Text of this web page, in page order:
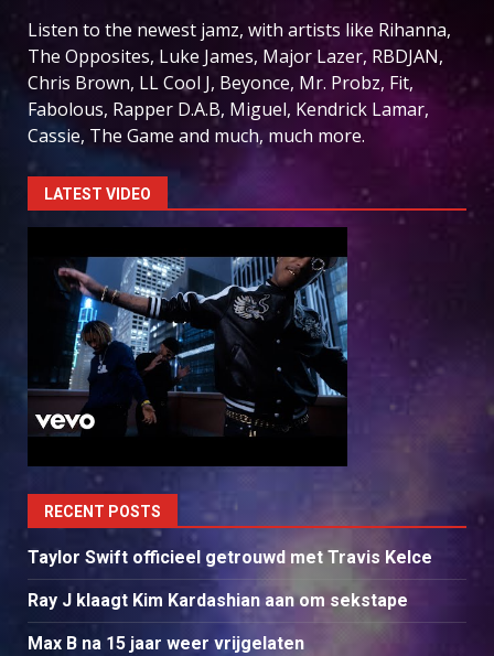
Listen to the newest jamz, with artists like Rihanna,
The Opposites, Luke James, Major Lazer, RBDJAN,
Chris Brown, LL Cool J, Beyonce, Mr. Probz, Fit,
Fabolous, Rapper D.A.B, Miguel, Kendrick Lamar,
Cassie, The Game and much, much more.
LATEST VIDEO
RECENT POSTS
Taylor Swift officieel getrouwd met Travis Kelce
Ray J klaagt Kim Kardashian aan om sekstape
Max B na 15 jaar weer vrijgelaten